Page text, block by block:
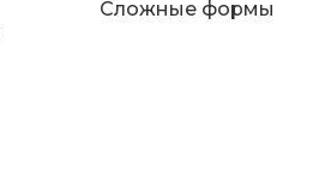
Сложные формы